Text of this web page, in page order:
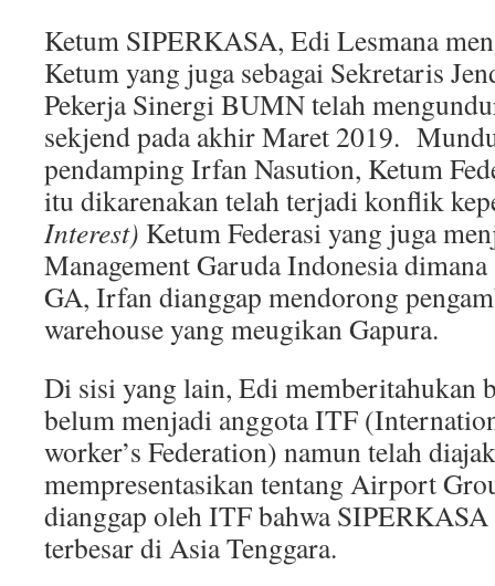
Ketum SIPERKASA, Edi Lesmana
Ketum yang juga sebagai Sekretaris
Pekerja Sinergi BUMN telah
sekjend pada akhir Maret 2019.
pendamping Irfan Nasution, Ketum
itu dikarenakan telah terjadi konflik
Interest) Ketum Federasi yang juga
Management Garuda Indonesia dimana
GA, Irfan dianggap mendorong
warehouse yang meugikan Gapura.
Di sisi yang lain, Edi memberitahukan
belum menjadi anggota ITF
worker’s Federation) namun telah
mempresentasikan tentang Airport
dianggap oleh ITF bahwa
terbesar di Asia Tenggara.